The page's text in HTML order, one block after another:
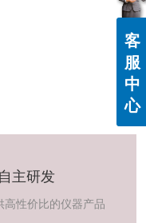
自主研发
高性价比的仪器产品
客
服
中
心